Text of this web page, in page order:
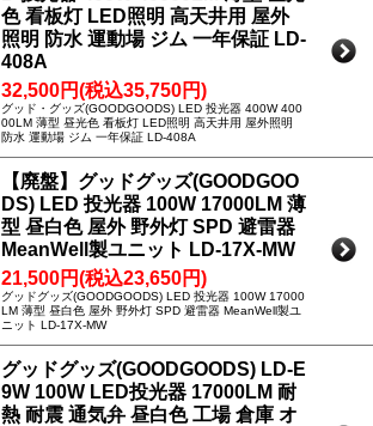
色 看板灯 LED照明 高天井用 屋外
照明 防水 運動場 ジム 一年保証 LD-
408A
32,500円(税込35,750円)
グッド・グッズ(GOODGOODS) LED 投光器 400W 400
00LM 薄型 昼光色 看板灯 LED照明 高天井用 屋外照明
防水 運動場 ジム 一年保証 LD-408A
【廃盤】グッドグッズ(GOODGOO
DS) LED 投光器 100W 17000LM 薄
型 昼白色 屋外 野外灯 SPD 避雷器
MeanWell製ユニット LD-17X-MW
21,500円(税込23,650円)
グッドグッズ(GOODGOODS) LED 投光器 100W 17000
LM 薄型 昼白色 屋外 野外灯 SPD 避雷器 MeanWell製ユ
ニット LD-17X-MW
グッドグッズ(GOODGOODS) LD-E
9W 100W LED投光器 17000LM 耐
熱 耐震 通気弁 昼白色 工場 倉庫 オ